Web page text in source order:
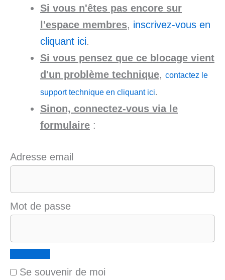
Si vous n'êtes pas encore sur
l'espace membres, inscrivez-vous en
cliquant ici.
Si vous pensez que ce blocage vient
d'un problème technique, contactez le
support technique en cliquant ici.
Sinon, connectez-vous via le
formulaire :
Adresse email
Mot de passe
Se souvenir de moi